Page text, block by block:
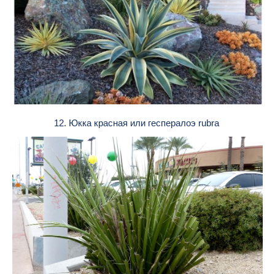
12. Юкка красная или геспералоэ rubra